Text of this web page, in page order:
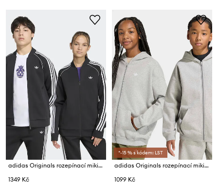
adidas Originals rozepínací mikina dětská
1349 Kč
*-15 % s kódem: LST
adidas Originals rozepínací mikina s kapucí dětská s bavlnou
1099 Kč